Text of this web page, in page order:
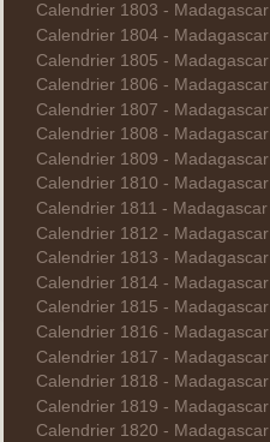
Calendrier 1803 - Madagascar
Calendrier 1804 - Madagascar
Calendrier 1805 - Madagascar
Calendrier 1806 - Madagascar
Calendrier 1807 - Madagascar
Calendrier 1808 - Madagascar
Calendrier 1809 - Madagascar
Calendrier 1810 - Madagascar
Calendrier 1811 - Madagascar
Calendrier 1812 - Madagascar
Calendrier 1813 - Madagascar
Calendrier 1814 - Madagascar
Calendrier 1815 - Madagascar
Calendrier 1816 - Madagascar
Calendrier 1817 - Madagascar
Calendrier 1818 - Madagascar
Calendrier 1819 - Madagascar
Calendrier 1820 - Madagascar